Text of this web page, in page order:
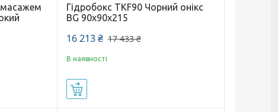
Гідробокс TKF90 Чорний онікс
BG 90х90х215
16 213 ₴ 17 433 ₴
В наявності